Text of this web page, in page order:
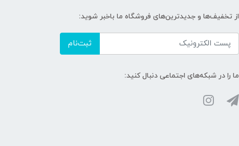
از تخفیف‌ها و جدیدترین‌های فروشگاه ما باخبر شوید:
ثبت‌نام
ما را در شبکه‌های اجتماعی دنبال کنید: